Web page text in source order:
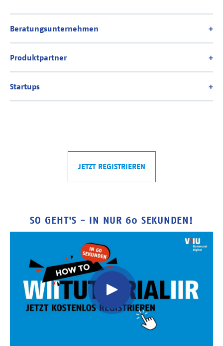
JETZT REGISTRIEREN
SO GEHT'S - IN NUR 60 SEKUNDEN!